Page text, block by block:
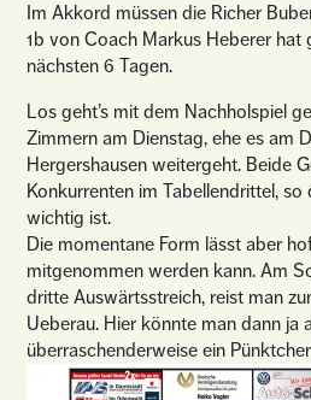
Im Akkord müssen die Richer
1b von Coach Markus Heberer hat
nächsten 6 Tagen.
Los geht’s mit dem Nachholspiel
Zimmern am Dienstag, ehe es am
Hergershausen weitergeht. Beide
Konkurrenten im Tabellendrittel,
wichtig ist.
Die momentane Form lässt aber
mitgenommen werden kann. Am
dritte Auswärtsstreich, reist man
Ueberau. Hier könnte man dann ja
überraschenderweise ein